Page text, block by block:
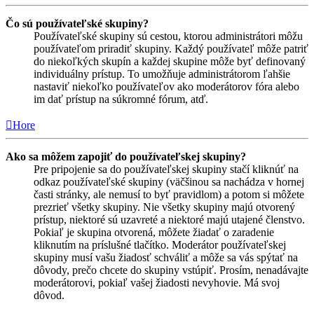
Čo sú používateľské skupiny?
Používateľské skupiny sú cestou, ktorou administrátori môžu
používateľom priradiť skupiny. Každý používateľ môže patriť
do niekoľkých skupín a každej skupine môže byť definovaný
individuálny prístup. To umožňuje administrátorom ľahšie
nastaviť niekoľko používateľov ako moderátorov fóra alebo
im dať prístup na súkromné fórum, atď.
Hore
Ako sa môžem zapojiť do používateľskej skupiny?
Pre pripojenie sa do používateľskej skupiny stačí kliknúť na
odkaz používateľské skupiny (väčšinou sa nachádza v hornej
časti stránky, ale nemusí to byť pravidlom) a potom si môžete
prezrieť všetky skupiny. Nie všetky skupiny majú otvorený
prístup, niektoré sú uzavreté a niektoré majú utajené členstvo.
Pokiaľ je skupina otvorená, môžete žiadať o zaradenie
kliknutím na príslušné tlačítko. Moderátor používateľskej
skupiny musí vašu žiadosť schváliť a môže sa vás spýtať na
dôvody, prečo chcete do skupiny vstúpiť. Prosím, nenadávajte
moderátorovi, pokiaľ vašej žiadosti nevyhovie. Má svoj
dôvod.